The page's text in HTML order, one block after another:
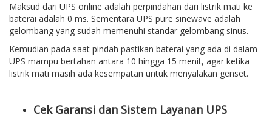
Maksud dari UPS online adalah perpindahan dari listrik mati ke
baterai adalah 0 ms. Sementara UPS pure sinewave adalah
gelombang yang sudah memenuhi standar gelombang sinus.
Kemudian pada saat pindah pastikan baterai yang ada di dalam
UPS mampu bertahan antara 10 hingga 15 menit, agar ketika
listrik mati masih ada kesempatan untuk menyalakan genset.
Cek Garansi dan Sistem Layanan UPS